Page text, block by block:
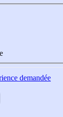
demandée